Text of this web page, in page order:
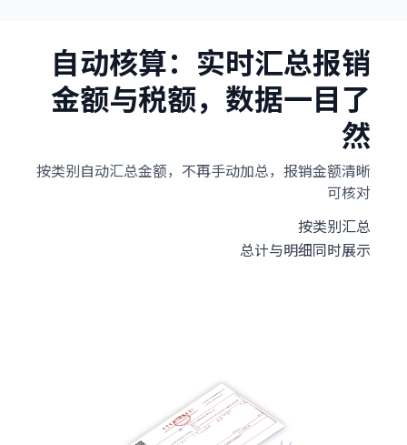
自动核算：实时汇总报销
金额与税额，数据一目了
然
按类别自动汇总金额，不再手动加总，报销金额清晰
可核对
按类别汇总
总计与明细同时展示